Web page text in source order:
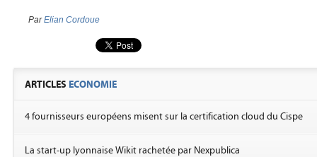
ParElian Cordoue
ARTICLES ECONOMIE
4 fournisseurs européens misent sur la certification cloud du Cispe
La start-up lyonnaise Wikit rachetée par Nexpublica